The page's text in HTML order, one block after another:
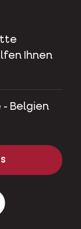
Ihnen
- Belgien
Youtube